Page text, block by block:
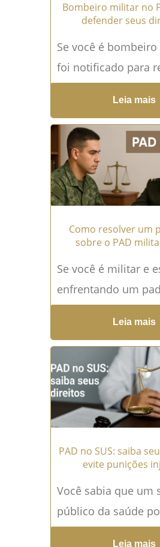
Bombeiro militar no
defender seus
Se você é
foi notificado para
a um PAD (Processo
Administrativo
sabe o quanto a
mais →
Leia mais
Como resolver um
sobre o PAD
Se você é militar e
enfrentando um
quanto essa
angustiante. O pad —
processo...Leia
Leia mais
PAD no SUS: saiba
evite punições
Você sabia que um
público da saúde
responder a um
Leia mais